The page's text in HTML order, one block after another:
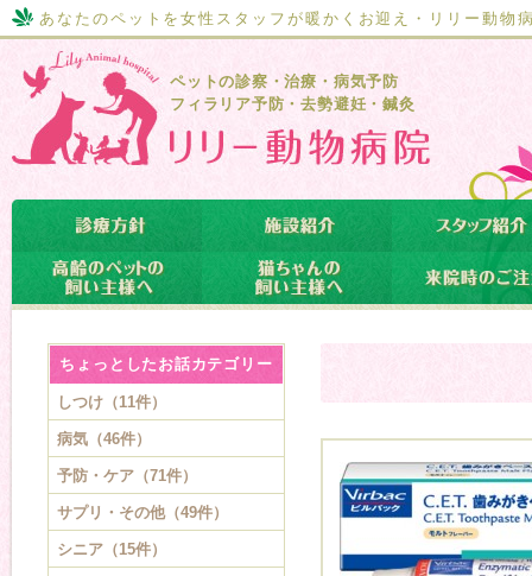
あなたのペットを女性スタッフが暖かくお迎え・リリー動物
ペットの診察・治療・病気予防
フィラリア予防・去勢避妊・鍼灸
ちょっとしたお話カテゴリー
しつけ（11件）
病気（46件）
予防・ケア（71件）
サプリ・その他（49件）
シニア（15件）